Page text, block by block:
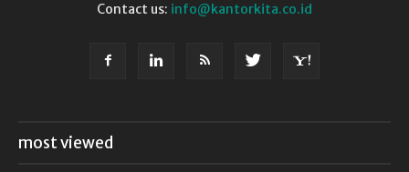
Contact us: info@kantorkita.co.id
most viewed